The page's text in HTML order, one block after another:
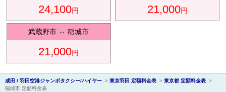
介
24,100円 21,000円
武蔵野市 ⇔稲城市
21,000円
成田 / 羽田空港ジャンボタクシー/ハイヤー > 東京羽田 定額料金表 > 東京都 定額料金表 >
稲城市 定額料金表